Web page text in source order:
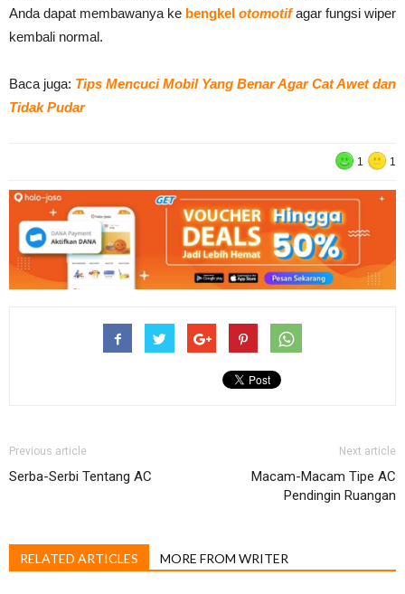
Anda dapat membawanya ke bengkel otomotifagar fungsi wiper
kembali normal.
Baca juga: Tips Mencuci Mobil Yang Benar Agar Cat Awet dan
Tidak Pudar
1 1
Previous article
Serba-Serbi Tentang AC
Next article
Macam-Macam Tipe AC
Pendingin Ruangan
RELATED ARTICLES MORE FROM WRITER